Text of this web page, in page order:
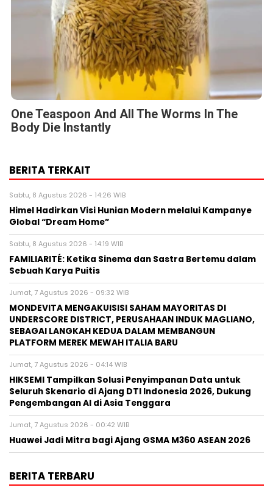
One Teaspoon And All The Worms In The
Body Die Instantly
BERITA TERKAIT
Sabtu, 8 Agustus 2026 - 14:26 WIB
Himel Hadirkan Visi Hunian Modern melalui Kampanye
Global “Dream Home”
Sabtu, 8 Agustus 2026 - 14:19 WIB
FAMILIARITÉ: Ketika Sinema dan Sastra Bertemu dalam
Sebuah Karya Puitis
Jumat, 7 Agustus 2026 - 09:32 WIB
MONDEVITA MENGAKUISISI SAHAM MAYORITAS DI
UNDERSCORE DISTRICT, PERUSAHAAN INDUK MAGLIANO,
SEBAGAI LANGKAH KEDUA DALAM MEMBANGUN
PLATFORM MEREK MEWAH ITALIA BARU
Jumat, 7 Agustus 2026 - 04:14 WIB
HIKSEMI Tampilkan Solusi Penyimpanan Data untuk
Seluruh Skenario di Ajang DTI Indonesia 2026, Dukung
Pengembangan AI di Asia Tenggara
Jumat, 7 Agustus 2026 - 00:42 WIB
Huawei Jadi Mitra bagi Ajang GSMA M360 ASEAN 2026
BERITA TERBARU